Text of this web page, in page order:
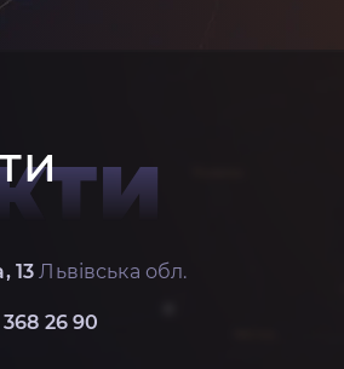
13 Львівська обл.
26 90